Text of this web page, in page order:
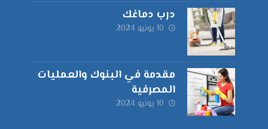
درب دماغك
10 يونيو 2024
مقدمة في البنوك والعمليات
المصرفية
10 يونيو 2024